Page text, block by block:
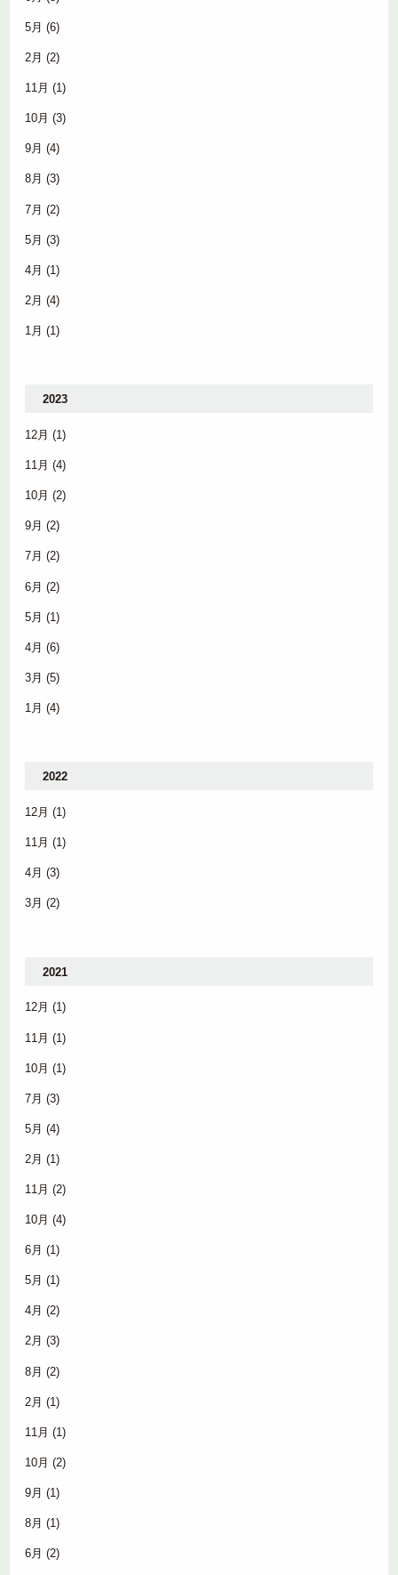
5月 (6)
2月 (2)
11月 (1)
10月 (3)
9月 (4)
8月 (3)
7月 (2)
5月 (3)
4月 (1)
2月 (4)
1月 (1)
2023
12月 (1)
11月 (4)
10月 (2)
9月 (2)
7月 (2)
6月 (2)
5月 (1)
4月 (6)
3月 (5)
1月 (4)
2022
12月 (1)
11月 (1)
4月 (3)
3月 (2)
2021
12月 (1)
11月 (1)
10月 (1)
7月 (3)
5月 (4)
2月 (1)
11月 (2)
10月 (4)
6月 (1)
5月 (1)
4月 (2)
2月 (3)
8月 (2)
2月 (1)
11月 (1)
10月 (2)
9月 (1)
8月 (1)
6月 (2)